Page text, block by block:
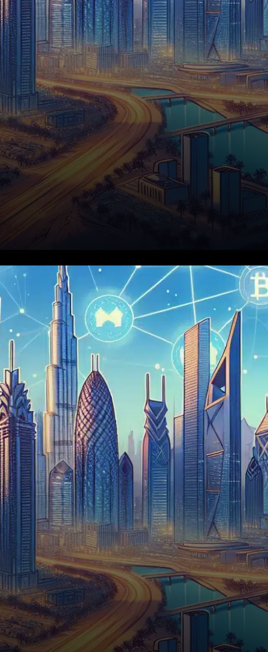
Le 9 décembre, Binance, une
des principales plateformes
d’échange de
cryptomonnaies, a dévoilé un
partenariat stratégique avec
Botim Money visant…